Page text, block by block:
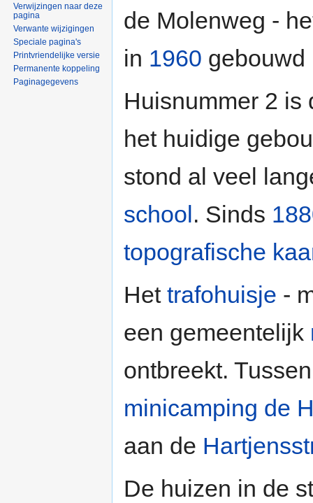
de Molenweg -
in 1960 gebouwd
Huisnummer 2 is
het huidige
stond al veel
school . Sinds
topografische
Het trafohuisje -
een gemeentelijk
ontbreekt.
minicamping de
aan de
De huizen in de
Verwijzingen naar deze
pagina
Verwante wijzigingen
Speciale pagina's
Printvriendelijke versie
Permanente koppeling
Paginagegevens